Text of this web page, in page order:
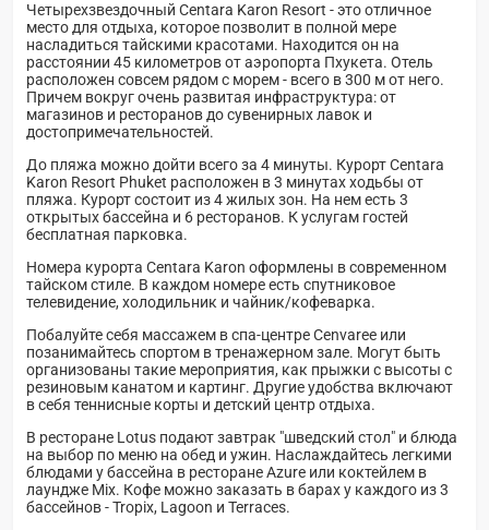
Четырехзвездочный Centara Karon Resort - это отличное
место для отдыха, которое позволит в полной мере
насладиться тайскими красотами. Находится он на
расстоянии 45 километров от аэропорта Пхукета. Отель
расположен совсем рядом с морем - всего в 300 м от него.
Причем вокруг очень развитая инфраструктура: от
магазинов и ресторанов до сувенирных лавок и
достопримечательностей.
До пляжа можно дойти всего за 4 минуты. Курорт Centara
Karon Resort Phuket расположен в 3 минутах ходьбы от
пляжа. Курорт состоит из 4 жилых зон. На нем есть 3
открытых бассейна и 6 ресторанов. К услугам гостей
бесплатная парковка.
Номера курорта Centara Karon оформлены в современном
тайском стиле. В каждом номере есть спутниковое
телевидение, холодильник и чайник/кофеварка.
Побалуйте себя массажем в спа-центре Cenvaree или
позанимайтесь спортом в тренажерном зале. Могут быть
организованы такие мероприятия, как прыжки с высоты с
резиновым канатом и картинг. Другие удобства включают
в себя теннисные корты и детский центр отдыха.
В ресторане Lotus подают завтрак "шведский стол" и блюда
на выбор по меню на обед и ужин. Наслаждайтесь легкими
блюдами у бассейна в ресторане Azure или коктейлем в
лаундже Mix. Кофе можно заказать в барах у каждого из 3
бассейнов - Tropix, Lagoon и Terraces.